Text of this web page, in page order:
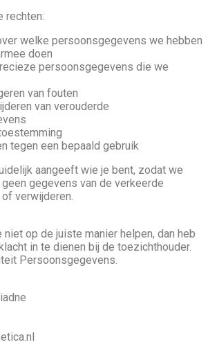
rechten:
welke persoonsgegevens we hebben
doen
persoonsgegevens die we
van fouten
van verouderde
tegen een bepaald gebruik
aangeeft wie je bent, zodat we
gegevens van de verkeerde
verwijderen.
op de juiste manier helpen, dan heb
in te dienen bij de toezichthouder.
Persoonsgegevens.